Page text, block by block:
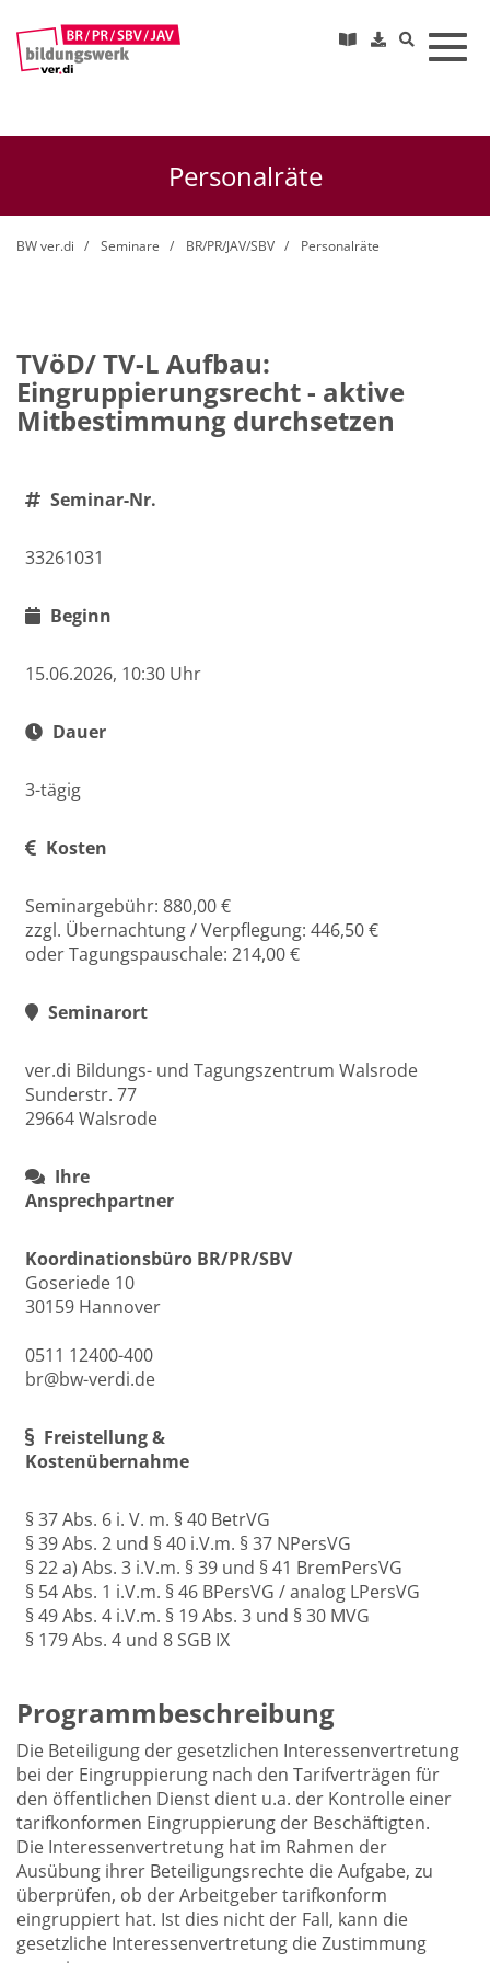
Personalräte
BW ver.di Seminare BR/PR/JAV/SBV Personalräte
TVöD/ TV-L Aufbau:
Eingruppierungsrecht - aktive
Mitbestimmung durchsetzen
Seminar-Nr.
33261031
Beginn
15.06.2026, 10:30 Uhr
Dauer
3-tägig
Kosten
Seminargebühr: 880,00 €
zzgl. Übernachtung / Verpflegung: 446,50 €
oder Tagungspauschale: 214,00 €
Seminarort
ver.di Bildungs- und Tagungszentrum Walsrode
Sunderstr. 77
29664 Walsrode
Ihre
Ansprechpartner
Koordinationsbüro BR/PR/SBV
Goseriede 10
30159 Hannover
0511 12400-400
br@bw-verdi.de
Freistellung &
Kostenübernahme
§ 37 Abs. 6 i. V. m. § 40 BetrVG
§ 39 Abs. 2 und § 40 i.V.m. § 37 NPersVG
§ 22 a) Abs. 3 i.V.m. § 39 und § 41 BremPersVG
§ 54 Abs. 1 i.V.m. § 46 BPersVG / analog LPersVG
§ 49 Abs. 4 i.V.m. § 19 Abs. 3 und § 30 MVG
§ 179 Abs. 4 und 8 SGB IX
Programmbeschreibung
Die Beteiligung der gesetzlichen Interessenvertretung
bei der Eingruppierung nach den Tarifverträgen für
den öffentlichen Dienst dient u.a. der Kontrolle einer
tarifkonformen Eingruppierung der Beschäftigten.
Die Interessenvertretung hat im Rahmen der
Ausübung ihrer Beteiligungsrechte die Aufgabe, zu
überprüfen, ob der Arbeitgeber tarifkonform
eingruppiert hat. Ist dies nicht der Fall, kann die
gesetzliche Interessenvertretung die Zustimmung